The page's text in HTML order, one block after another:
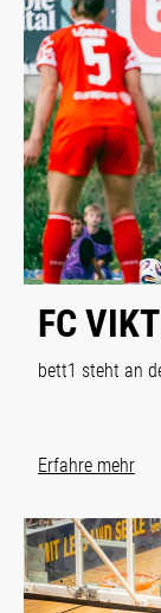
FC
bett1 steht an
Erfahre mehr